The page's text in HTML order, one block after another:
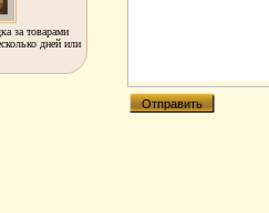
за товарами
дней или